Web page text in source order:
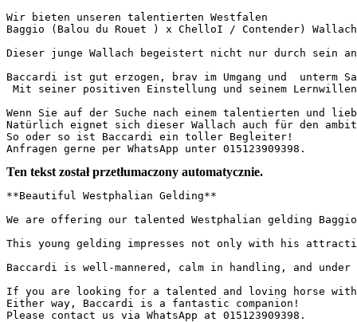
Wir bieten unseren talentierten Westfalen
Baggio (Balou du Rouet ) x ChelloI / Contender)
Dieser junge Wallach begeistert nicht nur durch sein
Baccardi ist gut erzogen, brav im Umgang und
Mit seiner positiven Einstellung und seinem
Wenn Sie auf der Suche nach einem talentierten und
Natürlich eignet sich dieser Wallach auch für den
So oder so ist Baccardi ein toller Begleiter!
Anfragen gerne per WhatsApp unter 015123909398.
Ten tekst został przetłumaczony automatycznie.
**Beautiful Westphalian Gelding**
We are offering our talented Westphalian gelding
This young gelding impresses not only with his
Baccardi is well-mannered, calm in handling, and
If you are looking for a talented and loving horse
Either way, Baccardi is a fantastic companion!
Please contact us via WhatsApp at 015123909398.